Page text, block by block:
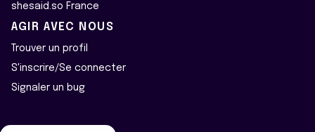
shesaid.so France
AGIR AVEC NOUS
Trouver un profil
S'inscrire/Se connecter
Signaler un bug